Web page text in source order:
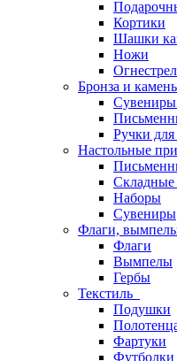
Кортики
Шашки
Ножи
Бронза и камень
Сувениры
Ручки для
Настольные
Наборы
Сувениры
Флаги,
Флаги
Вымпелы
Гербы
Текстиль
Подушки
Фартуки
Футболки